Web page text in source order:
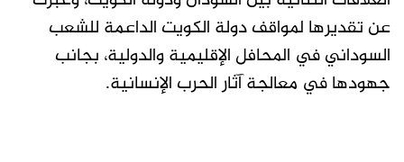
عن تقديرها لمواقف دولة الكويت الداعمة للشعب
السوداني في المحافل الإقليمية والدولية، بجانب
جهودها في معالجة آثار الحرب الإنسانية.